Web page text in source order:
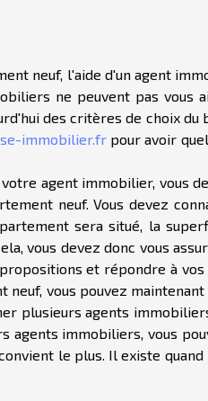
neuf, l'aide d'un agent
ne peuvent pas vous
des critères de choix
immobilier.frpour avoir
agent immobilier, vous
neuf. Vous devez
sera situé, la
vous devez donc vous
et répondre à
neuf, vous pouvez
plusieurs agents
agents immobiliers, vous
le plus. Il existe